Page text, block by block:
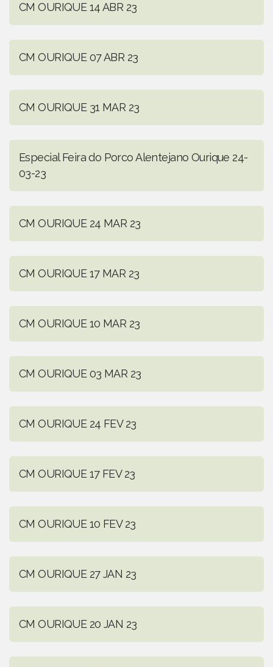
CM OURIQUE 14 ABR 23
CM OURIQUE 07 ABR 23
CM OURIQUE 31 MAR 23
Especial Feira do Porco Alentejano Ourique 24-
03-23
CM OURIQUE 24 MAR 23
CM OURIQUE 17 MAR 23
CM OURIQUE 10 MAR 23
CM OURIQUE 03 MAR 23
CM OURIQUE 24 FEV 23
CM OURIQUE 17 FEV 23
CM OURIQUE 10 FEV 23
CM OURIQUE 27 JAN 23
CM OURIQUE 20 JAN 23